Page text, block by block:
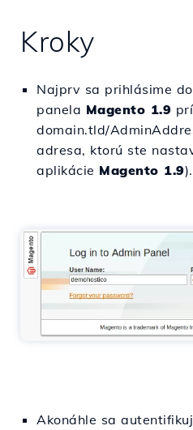
Kroky
Najprv sa prihlásime
panela Magento 1.9
domain.tld/
adresa, ktorú ste
aplikácie Magento 1.9).
Akonáhle sa